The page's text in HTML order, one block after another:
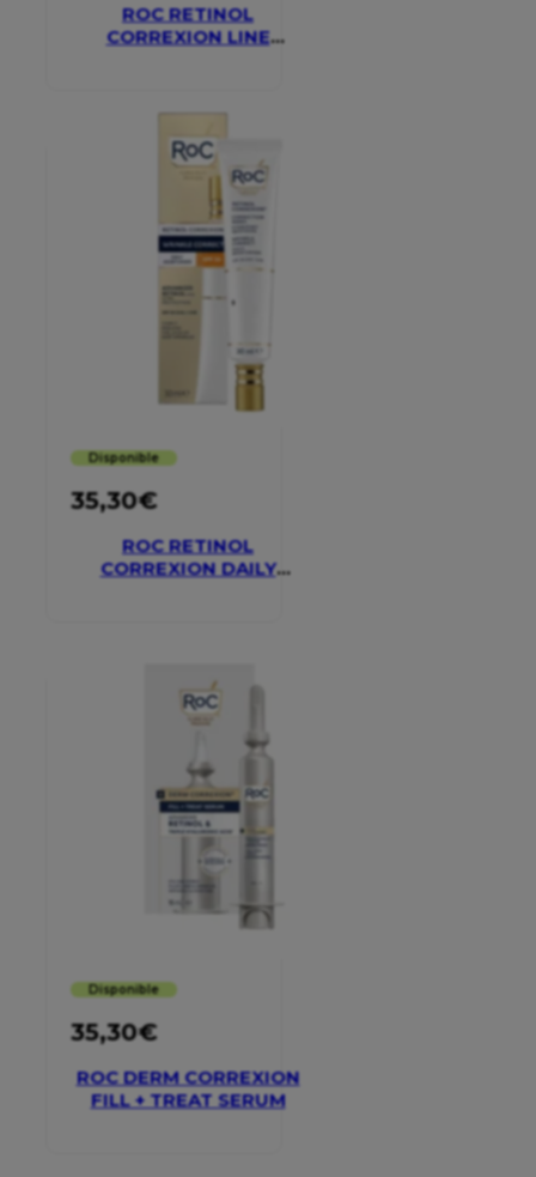
ROC RETINOL
CORREXION LINE
Disponible
35,30€
ROC RETINOL
CORREXION DAILY
Disponible
35,30€
ROC DERM CORREXION
FILL + TREAT SERUM